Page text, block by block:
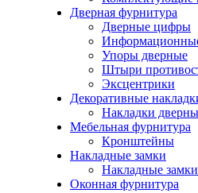
Дверная фурнитура
Дверные цифры
Упоры дверные
Штыри
Эксцентрики
Декоративные
Накладки
Мебельная фурнитура
Кронштейны
Накладные замки
Накладные
Оконная фурнитура